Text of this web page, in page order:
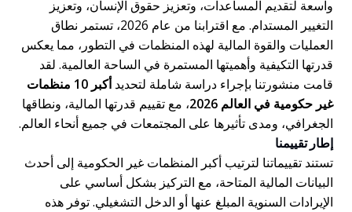
واسعة لتقديم المساعدات، وتعزيز حقوق الإنسان، وتعزيز
التغيير المستدام. مع اقترابنا من عام 2026، تستمر نطاق
العمليات والقوة المالية لهذه المنظمات في التطور، مما يعكس
قدرتها التكيفية وأهميتها المستمرة في الساحة العالمية. لقد
قامت منشورتنا بإجراء دراسة شاملة لتحديد
أكبر 10 منظمات
غير حكومية في العالم 2026
، مع تقييم قدرتها المالية، ونطاقها
الجغرافي، ومدى تأثيرها على المجتمعات في جميع أنحاء العالم.
إطار تقييمنا
تستند تقييماتنا لترتيب أكبر المنظمات غير الحكومية إلى أحدث
البيانات المالية المتاحة، مع التركيز بشكل أساسي على
الإيرادات السنوية المبلغ عنها أو الدخل التشغيلي. توفر هذه